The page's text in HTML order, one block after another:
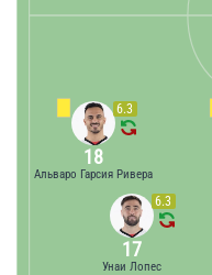
6.3
17
Унаи Лопес
6.3
18
Альваро Гарсия Ривера